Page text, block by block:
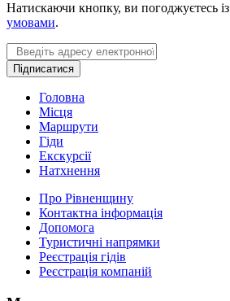
Натискаючи кнопку, ви погоджуєтесь із
умовами.
Email
Підписатися
Головна
Місця
Маршрути
Гіди
Екскурсії
Натхнення
Про Рівненщину
Контактна інформація
Допомога
Туристичні напрямки
Реєстрація гідів
Реєстрація компаній